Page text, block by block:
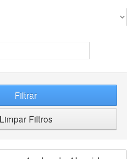
Filtrar
Limpar Filtros